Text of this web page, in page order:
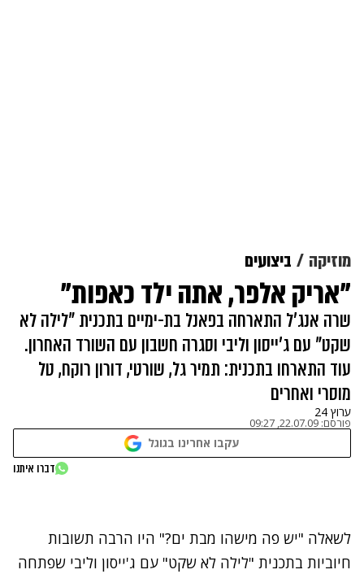
מוזיקה ביצועים
"אריק אלפר, אתה ילד כאפות"
שרה אנג'ל התארחה בפאנל בת-ימיים בתכנית "לילה לא
שקט" עם ג'ייסון וליבי וסגרה חשבון עם השורד האחרון.
עוד התארחו בתכנית: תמיר גל, שורטי, דורון רוקח, טל
מוסרי ואחרים
ערוץ 24
פורסם: 22.07.09, 09:27
עקבו אחרינו בגוגל
נתקלנו בבעיה
דברו איתנו
לשאלה "יש פה מישהו מבת ים?" היו הרבה תשובות
חיוביות בתכנית "לילה לא שקט" עם ג'ייסון וליבי שפתחה